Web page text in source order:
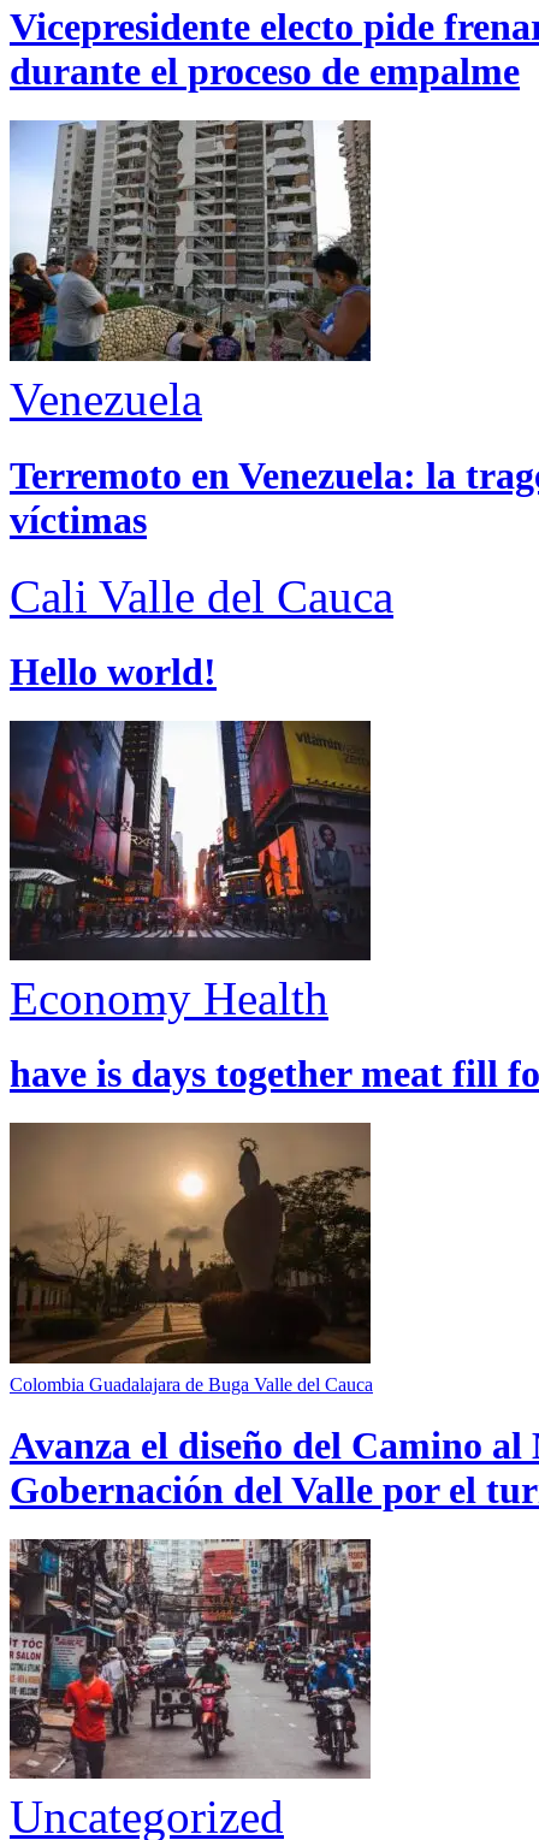
Vicepresidente electo pide
durante el proceso de empalme
Venezuela
Terremoto en Venezuela: la
víctimas
Cali Valle del Cauca
Hello world!
Economy Health
have is days together meat fill
Colombia Guadalajara de Buga Valle del Cauca
Avanza el diseño del Camino
Gobernación del Valle por el
Uncategorized